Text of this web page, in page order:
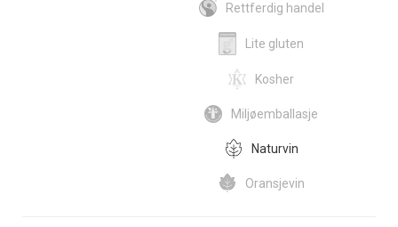
Rettferdig handel
Lite gluten
Kosher
Miljøemballasje
Naturvin
Oransjevin